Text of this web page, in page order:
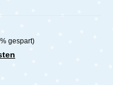
gespart)